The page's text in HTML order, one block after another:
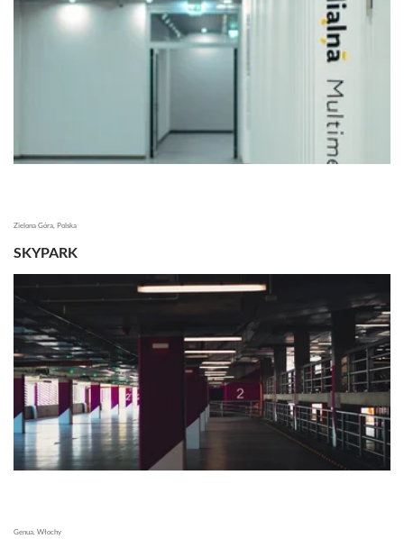
Zielona Góra, Polska
SKYPARK
Genua, Włochy